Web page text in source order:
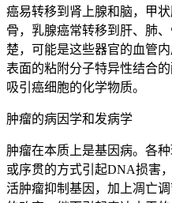
癌易转移到肾上腺和脑，甲
骨，乳腺癌常转移到肝、肺
楚，可能是这些器官的血管
表面的粘附分子特异性结合
吸引癌细胞的化学物质。
肿瘤的病因学和发病学
肿瘤在本质上是基因病。各
或序贯的方式引起DNA损害
活肿瘤抑制基因，加上凋亡